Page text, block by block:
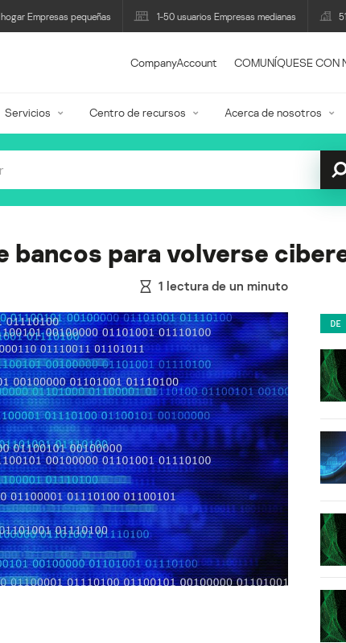
Empresas pequeñas 1-50 usuarios Empresas medianas
CompanyAccount COMUNÍQUESE CON
Servicios Centro de recursos Acerca de nosotros
bancos para volverse
1 lectura de un minuto
DE